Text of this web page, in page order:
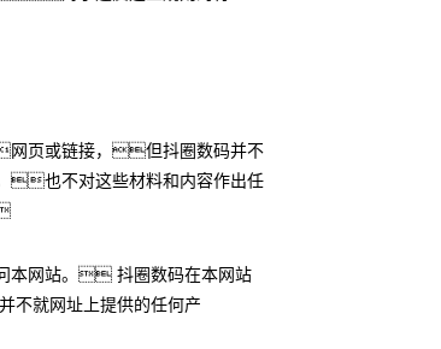
页或链接，但抖圈数码并不
也不对这些材料和内容作出任
本网站。 抖圈数码在本网站
就网址上提供的任何产